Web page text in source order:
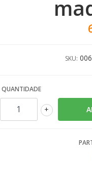
SKU:
QUANTIDADE
+